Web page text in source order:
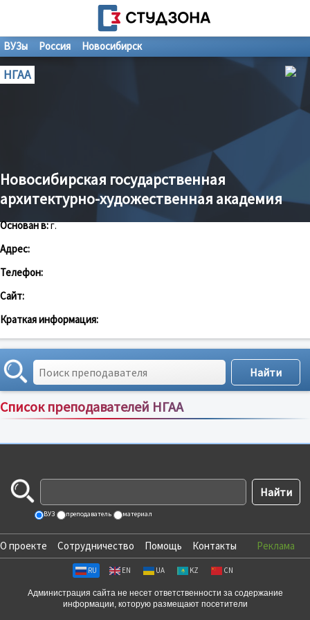
ВУЗы Россия Новосибирск
НГАА
Новосибирская государственная
архитектурно-художественная академия
Основан в:г.
Адрес:
Телефон:
Сайт:
Краткая информация:
Список преподавателей НГАА
Сортировка по:имени;рейтингу;отзывам
ВУЗ преподаватель материал
О проекте Сотрудничество Помощь Контакты Реклама
RU EN UA KZ CN
Администрация сайта не несет ответственности за содержание
информации, которую размещают посетители